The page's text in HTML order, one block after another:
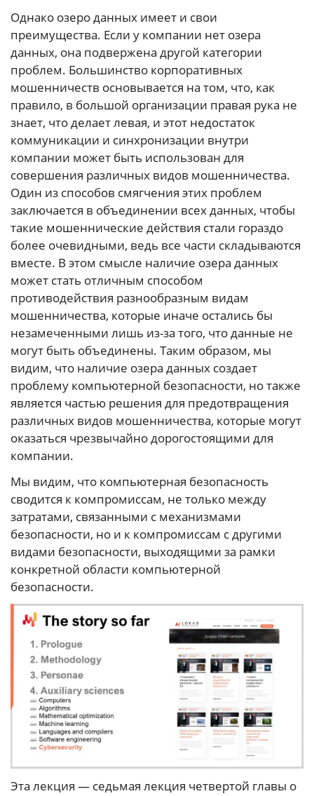
Однако озеро данных имеет и свои
преимущества. Если у компании нет озера
данных, она подвержена другой категории
проблем. Большинство корпоративных
мошенничеств основывается на том, что, как
правило, в большой организации правая рука не
знает, что делает левая, и этот недостаток
коммуникации и синхронизации внутри
компании может быть использован для
совершения различных видов мошенничества.
Один из способов смягчения этих проблем
заключается в объединении всех данных, чтобы
такие мошеннические действия стали гораздо
более очевидными, ведь все части складываются
вместе. В этом смысле наличие озера данных
может стать отличным способом
противодействия разнообразным видам
мошенничества, которые иначе остались бы
незамеченными лишь из-за того, что данные не
могут быть объединены. Таким образом, мы
видим, что наличие озера данных создает
проблему компьютерной безопасности, но также
является частью решения для предотвращения
различных видов мошенничества, которые могут
оказаться чрезвычайно дорогостоящими для
компании.
Мы видим, что компьютерная безопасность
сводится к компромиссам, не только между
затратами, связанными с механизмами
безопасности, но и к компромиссам с другими
видами безопасности, выходящими за рамки
конкретной области компьютерной
безопасности.
Эта лекция — седьмая лекция четвертой главы о